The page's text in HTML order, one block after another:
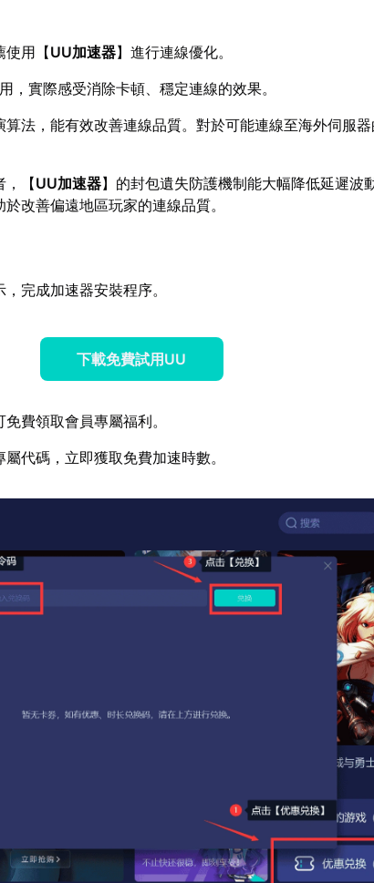
使用【UU加速器】進行連線優化。
，實際感受消除卡頓、穩定連線的效果。
法，能有效改善連線品質。對於可能連線至海外伺服
，【UU加速器】的封包遺失防護機制能大幅降低延遲波
改善偏遠地區玩家的連線品質。
完成加速器安裝程序。
下載免費試用UU
費領取會員專屬福利。
代碼，立即獲取免費加速時數。